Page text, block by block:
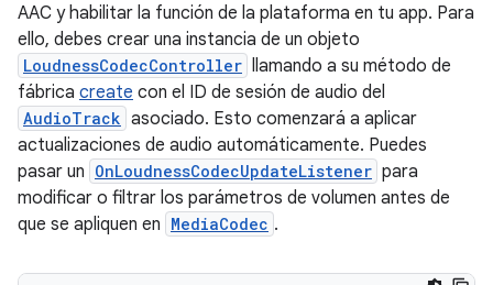
AAC y habilitar la función de la plataforma en tu app. Para
ello, debes crear una instancia de un objeto
LoudnessCodecController llamando a su método de
fábrica create con el ID de sesión de audio del
AudioTrack asociado. Esto comenzará a aplicar
actualizaciones de audio automáticamente. Puedes
pasar un OnLoudnessCodecUpdateListener para
modificar o filtrar los parámetros de volumen antes de
que se apliquen en MediaCodec .